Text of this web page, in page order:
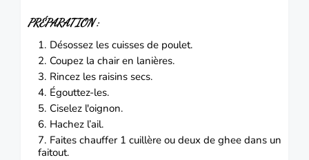
PRÉPARATION :
Désossez les cuisses de poulet.
Coupez la chair en lanières.
Rincez les raisins secs.
Égouttez-les.
Ciselez l'oignon.
Hachez l’ail.
Faites chauffer 1 cuillère ou deux de ghee dans un
faitout.